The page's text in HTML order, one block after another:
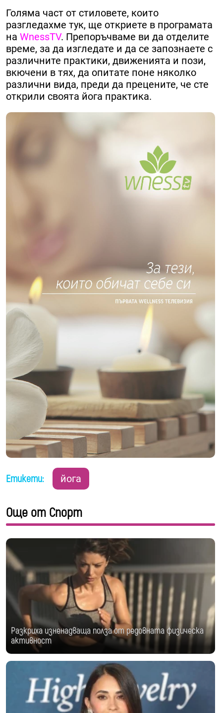
Голяма част от стиловете, които
разгледахме тук, ще откриете в програмата
на WnessTV. Препоръчваме ви да отделите
време, за да изгледате и да се запознаете с
различните практики, движенията и пози,
вкючени в тях, да опитате поне няколко
различни вида, преди да прецените, че сте
открили своята йога практика.
Етикети: йога
Още от Спорт
Разкриха изненадваща полза от редовната физическа
активност